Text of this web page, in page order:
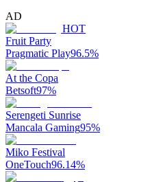
AD
HOT
Fruit Party
Pragmatic Play96.5%
At the Copa
Betsoft97%
Serengeti Sunrise
Mancala Gaming95%
Miko Festival
OneTouch96.14%